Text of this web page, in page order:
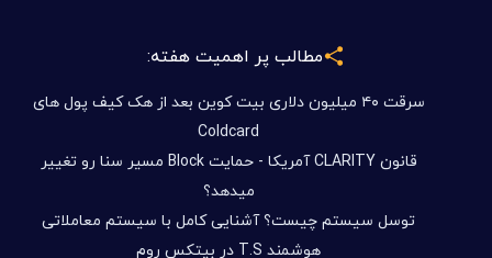
مطالب پر اهمیت هفته:
سرقت ۴۰ میلیون دلاری بیت کوین بعد از هک کیف پول های
Coldcard
قانون CLARITY آمریکا - حمایت Block مسیر سنا رو تغییر
میدهد؟
توسل سیستم چیست؟ آشنایی کامل با سیستم معاملاتی
هوشمند T.S در بیتکس روم